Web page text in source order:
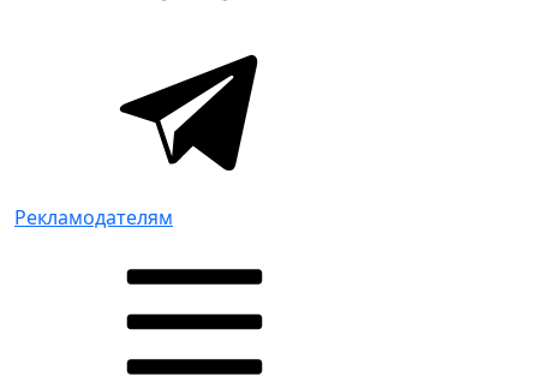
Рекламодателям